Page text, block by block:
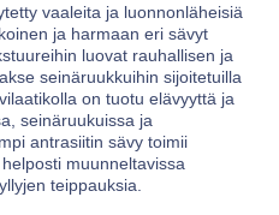
vaaleita ja luonnonläheisiä
ja harmaan eri sävyt
luovat rauhallisen ja
seinäruukkuihin sijoitetuilla
on tuotu elävyyttä ja
seinäruukuissa ja
antrasiitin sävy toimii
muunneltavissa
teippauksia.